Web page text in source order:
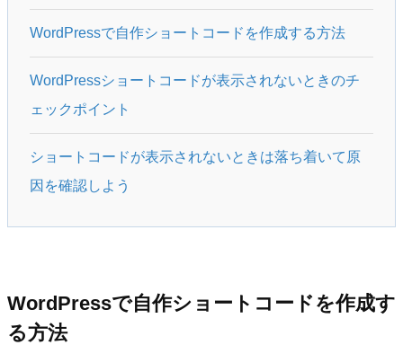
WordPressで自作ショートコードを作成する方法
WordPressショートコードが表示されないときのチ
ェックポイント
ショートコードが表示されないときは落ち着いて原
因を確認しよう
WordPressで自作ショートコードを作成す
る方法